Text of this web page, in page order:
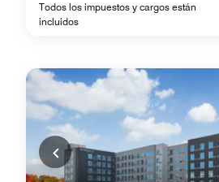
Todos los impuestos y cargos están
incluidos